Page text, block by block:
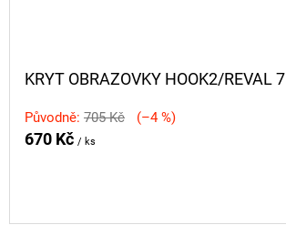
KRYT OBRAZOVKY HOOK2/REVAL 7
Původně: 705 Kč (–4 %)
670 Kč / ks